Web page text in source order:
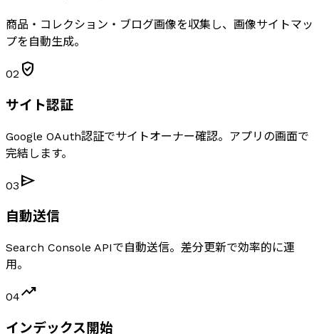
商品・コレクション・ブログ画像を収集し、画像サイトマッ
プを自動生成。
02 verified_user
サイト認証
Google OAuth認証でサイトオーナー確認。アプリの画面で
完結します。
03 send
自動送信
Search Console APIで自動送信。差分更新で効率的に運
用。
04trending_up
インデックス開始